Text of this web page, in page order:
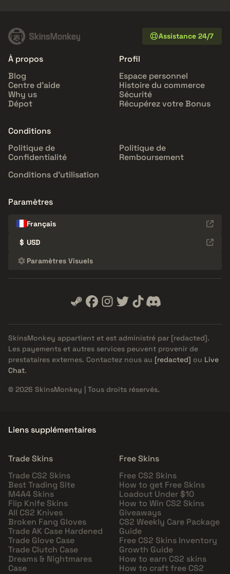
Assistance 24/7
À propos
Blog
Centre d'aide
Why us
Dépot
Profil
Espace personnel
Histoire du commerce
Sécurité
Récupérez votre Bonus
Conditions
Politique de
Confidentialité
Politique de
Remboursement
Conditions d'utilisation
Paramètres
Français
$ USD
Paramètres Visuels
SkinsMonkey appartient et est administré par [redacted].
Les payements et autres services peuvent provenir de
prestataires externes. Contactez nous au [redacted] ou Live
Chat.
© 2026 SkinsMonkey | Tous droits réservés.
Liens supplémentaires
Trade Skins
Trade CS2 Skins
Best Trading Site
M4A4 Skins
Flip Knife Skins
All CS2 Knives
Broken Fang Gloves
Trade AK Case Hardened
Trade Glove Case
Trade Clutch Case
Dreams & Nightmares
Case
Free Skins
Free CS2 Skins
How to get Free Skins
Loadout Under $10
How to Win CS2 Skins
Giveaways
CS2 Weekly Care Package
Guide
Free CS2 Skins Inventory
Growth Guide
How to earn CS2 skins
How to craft free CS2